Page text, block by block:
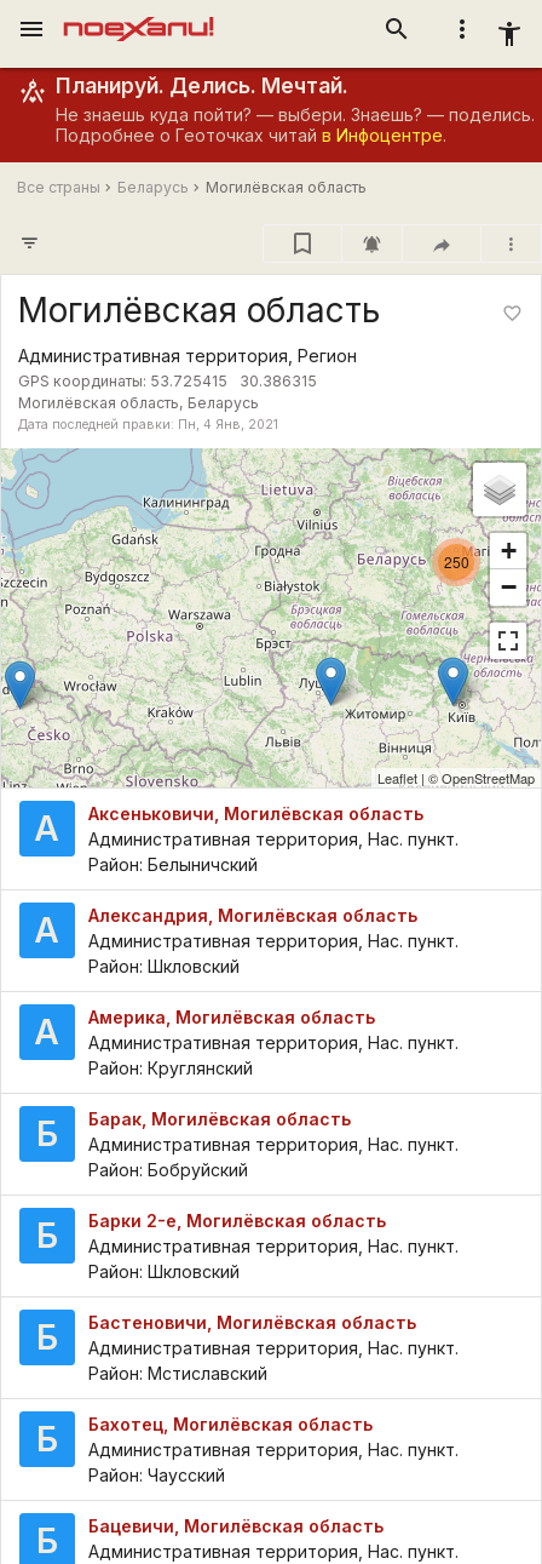
more_vert accessibility_new
search
menu
Планируй. Делись. Мечтай.
Не знаешь куда пойти? — выбери. Знаешь? — поделись.
Подробнее о Геоточках читай в Инфоцентре.
Все страны Беларусь Могилёвская область
filter_list notifications_active more_vert
Могилёвская область favorite_border
Административная территория, Регион
GPS координаты: 53.725415
30.386315
Могилёвская область, Беларусь
Дата последней правки: Пн, 4 Янв, 2021
250
+
−
Leaflet | ©OpenStreetMap
А
Аксеньковичи, Могилёвская область
Административная территория, Нас. пункт.
Район: Белыничский
А
Александрия, Могилёвская область
Административная территория, Нас. пункт.
Район: Шкловский
А
Америка, Могилёвская область
Административная территория, Нас. пункт.
Район: Круглянский
Б
Барак, Могилёвская область
Административная территория, Нас. пункт.
Район: Бобруйский
Б
Барки 2-е, Могилёвская область
Административная территория, Нас. пункт.
Район: Шкловский
Б
Бастеновичи, Могилёвская область
Административная территория, Нас. пункт.
Район: Мстиславский
Б
Бахотец, Могилёвская область
Административная территория, Нас. пункт.
Район: Чаусский
Б
Бацевичи, Могилёвская область
Административная территория, Нас. пункт.